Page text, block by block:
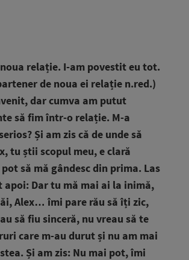
relație. I-am povestit eu tot.
de noua ei relație n.red.)
dar cumva am putut
să fim într-o relație. M-a
Și am zis că de unde să
tu știi scopul meu, e clară
să mă gândesc din prima. Las
Dar tu mă mai ai la inimă,
Alex… îmi pare rău să îți zic,
să fiu sinceră, nu vreau să te
care m-au durut și nu am mai
Și am zis: Nu mai pot, îmi